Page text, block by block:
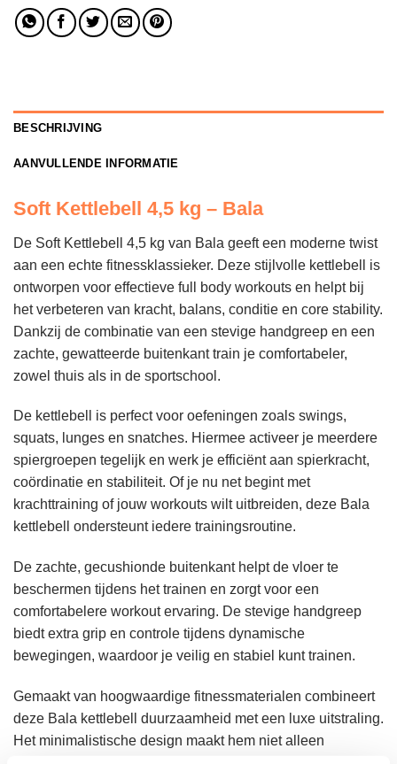
BESCHRIJVING
AANVULLENDE INFORMATIE
Soft Kettlebell 4,5 kg – Bala
De Soft Kettlebell 4,5 kg van Bala geeft een moderne twist
aan een echte fitnessklassieker. Deze stijlvolle kettlebell is
ontworpen voor effectieve full body workouts en helpt bij
het verbeteren van kracht, balans, conditie en core stability.
Dankzij de combinatie van een stevige handgreep en een
zachte, gewatteerde buitenkant train je comfortabeler,
zowel thuis als in de sportschool.
De kettlebell is perfect voor oefeningen zoals swings,
squats, lunges en snatches. Hiermee activeer je meerdere
spiergroepen tegelijk en werk je efficiënt aan spierkracht,
coördinatie en stabiliteit. Of je nu net begint met
krachttraining of jouw workouts wilt uitbreiden, deze Bala
kettlebell ondersteunt iedere trainingsroutine.
De zachte, gecushionde buitenkant helpt de vloer te
beschermen tijdens het trainen en zorgt voor een
comfortabelere workout ervaring. De stevige handgreep
biedt extra grip en controle tijdens dynamische
bewegingen, waardoor je veilig en stabiel kunt trainen.
Gemaakt van hoogwaardige fitnessmaterialen combineert
deze Bala kettlebell duurzaamheid met een luxe uitstraling.
Het minimalistische design maakt hem niet alleen